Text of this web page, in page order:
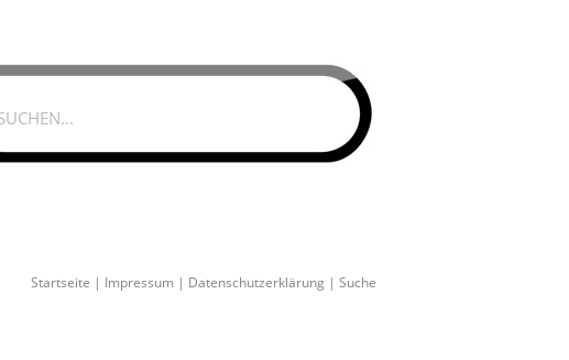
Startseite | Impressum | Datenschutzerklärung | Suche